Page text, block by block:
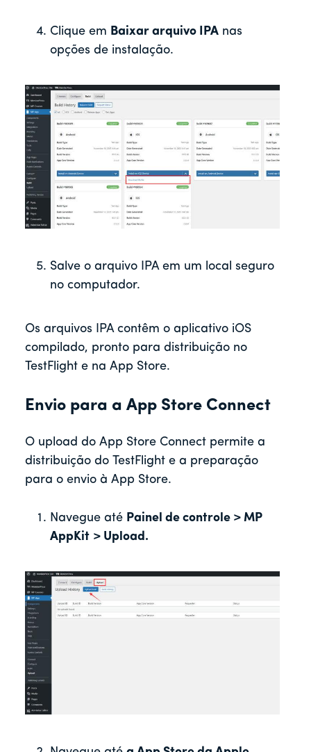
Clique em Baixar arquivo IPA nas
opções de instalação.
Salve o arquivo IPA em um local seguro
no computador.
Os arquivos IPA contêm o aplicativo iOS
compilado, pronto para distribuição no
TestFlight e na App Store.
Envio para a App Store Connect
O upload do App Store Connect permite a
distribuição do TestFlight e a preparação
para o envio à App Store.
Navegue até Painel de controle > MP
AppKit > Upload.